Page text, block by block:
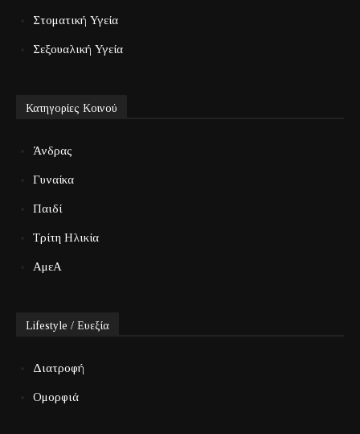
Στοματική Υγεία
Σεξουαλική Υγεία
Κατηγορίες Κοινού
Άνδρας
Γυναίκα
Παιδί
Τρίτη Ηλικία
ΑμεΑ
Lifestyle / Ευεξία
Διατροφή
Ομορφιά